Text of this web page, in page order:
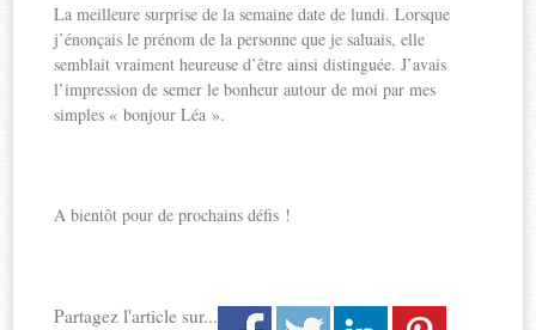
La meilleure surprise de la semaine date de lundi. Lorsque
j’énonçais le prénom de la personne que je saluais, elle
semblait vraiment heureuse d’être ainsi distinguée. J’avais
l’impression de semer le bonheur autour de moi par mes
simples « bonjour Léa ».
A bientôt pour de prochains défis !
Partagez l'article sur...